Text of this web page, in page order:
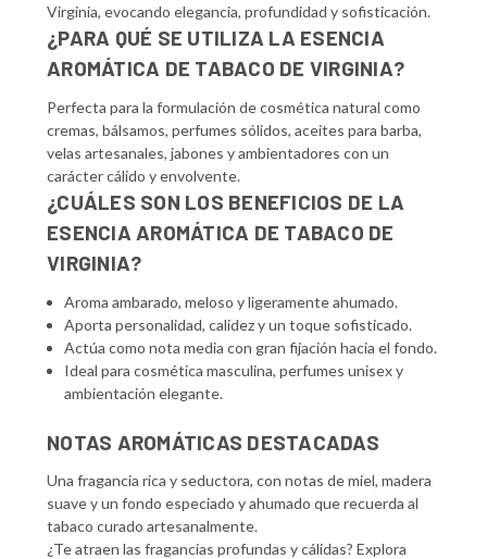
Virginia, evocando elegancia, profundidad y sofisticación.
¿PARA QUÉ SE UTILIZA LA ESENCIA
AROMÁTICA DE TABACO DE VIRGINIA?
Perfecta para la formulación de cosmética natural como
cremas, bálsamos, perfumes sólidos, aceites para barba,
velas artesanales, jabones y ambientadores con un
carácter cálido y envolvente.
¿CUÁLES SON LOS BENEFICIOS DE LA
ESENCIA AROMÁTICA DE TABACO DE
VIRGINIA?
Aroma ambarado, meloso y ligeramente ahumado.
Aporta personalidad, calidez y un toque sofisticado.
Actúa como nota media con gran fijación hacia el fondo.
Ideal para cosmética masculina, perfumes unisex y
ambientación elegante.
NOTAS AROMÁTICAS DESTACADAS
Una fragancia rica y seductora, con notas de miel, madera
suave y un fondo especiado y ahumado que recuerda al
tabaco curado artesanalmente.
¿Te atraen las fragancias profundas y cálidas? Explora